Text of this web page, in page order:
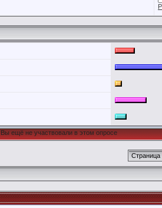
. Вы ещё не участвовали в этом опросе
Страница